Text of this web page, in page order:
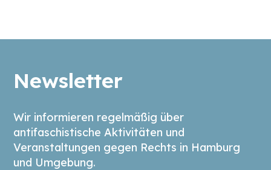
Newsletter
Wir informieren regelmäßig über
antifaschistische Aktivitäten und
Veranstaltungen gegen Rechts in Hamburg
und Umgebung.